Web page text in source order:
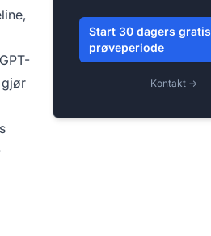
gjør
Start 30 dagers gratis
prøveperiode
Kontakt →